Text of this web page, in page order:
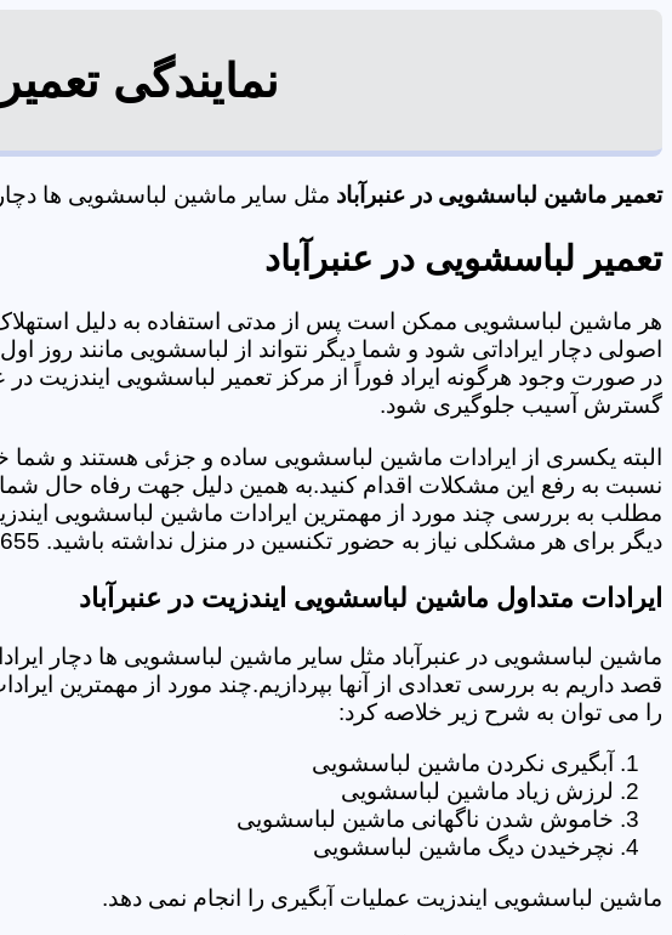
نمایندگی
تعمیر ماشین لباسشویی در عنبرآباد مثل سایر ماشین لباسشویی ها
تعمیر لباسشویی در عنبرآباد
هر ماشین لباسشویی ممکن است پس از مدتی استفاده به دلیل
اصولی دچار ایراداتی شود و شما دیگر نتواند از لباسشویی مانند روز
در صورت وجود هرگونه ایراد فوراً از مرکز تعمیر لباسشویی ایندزیت در
گسترش آسیب جلوگیری شود.
البته یکسری از ایرادات ماشین لباسشویی ساده و جزئی هستند و شما
نسبت به رفع این مشکلات اقدام کنید.به همین دلیل جهت رفاه حال شما
مطلب به بررسی چند مورد از مهمترین ایرادات ماشین لباسشویی
دیگر برای هر مشکلی نیاز به حضور تکنسین در منزل نداشته باشید. 09125353655-آقای هاشمی
ایرادات متداول ماشین لباسشویی ایندزیت در عنبرآباد
ماشین لباسشویی در عنبرآباد مثل سایر ماشین لباسشویی ها دچار
قصد داریم به بررسی تعدادی از آنها بپردازیم.چند مورد از مهمترین
را می توان به شرح زیر خلاصه کرد:
آبگیری نکردن ماشین لباسشویی
لرزش زیاد ماشین لباسشویی
خاموش شدن ناگهانی ماشین لباسشویی
نچرخیدن دیگ ماشین لباسشویی
ماشین لباسشویی ایندزیت عملیات آبگیری را انجام نمی دهد.